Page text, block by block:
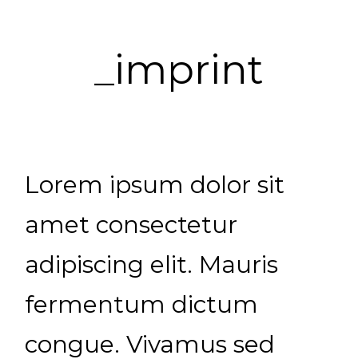
_imprint
Lorem ipsum dolor sit
amet consectetur
adipiscing elit. Mauris
fermentum dictum
congue. Vivamus sed